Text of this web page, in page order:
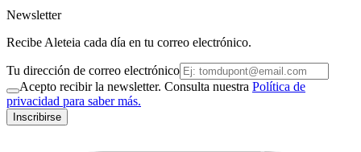
Newsletter
Recibe Aleteia cada día en tu correo electrónico.
Tu dirección de correo electrónico
Acepto recibir la newsletter. Consulta nuestra Política de
privacidad para saber más.
Inscribirse